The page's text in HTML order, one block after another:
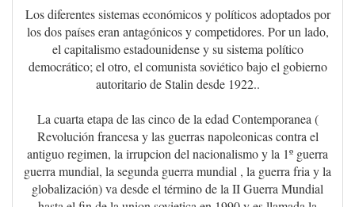
Los diferentes sistemas económicos y políticos adoptados por
los dos países eran antagónicos y competidores. Por un lado,
el capitalismo estadounidense y su sistema político
democrático; el otro, el comunista soviético bajo el gobierno
autoritario de Stalin desde 1922..
La cuarta etapa de las cinco de la edad Contemporanea (
Revolución francesa y las guerras napoleonicas contra el
antiguo regimen, la irrupcion del nacionalismo y la 1º guerra
guerra mundial, la segunda guerra mundial , la guerra fria y la
globalización) va desde el término de la II Guerra Mundial